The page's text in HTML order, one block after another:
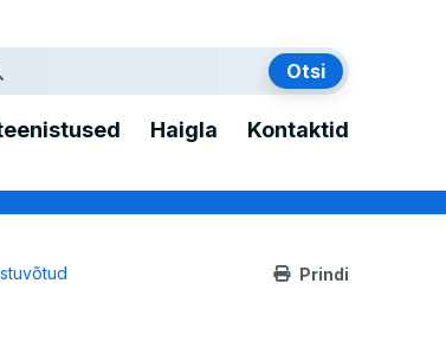
Haigla Kontaktid
Prindi